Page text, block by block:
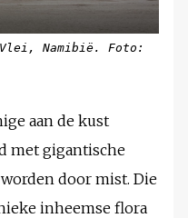
Namibië. Foto:
aan de kust
met gigantische
door mist. Die
inheemse flora